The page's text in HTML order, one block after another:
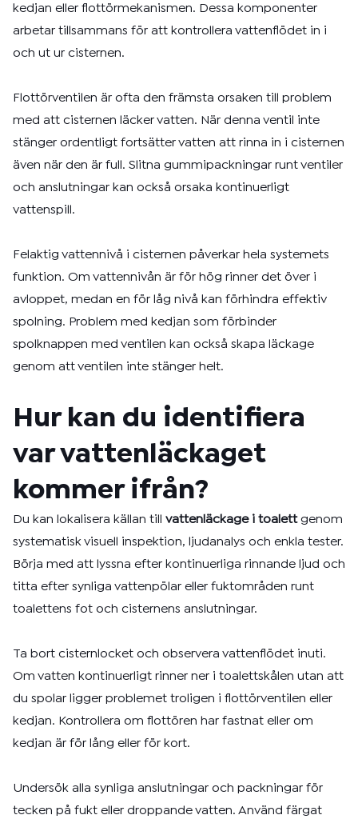
kedjan eller flottörmekanismen. Dessa komponenter
arbetar tillsammans för att kontrollera vattenflödet in i
och ut ur cisternen.
Flottörventilen är ofta den främsta orsaken till problem
med att cisternen läcker vatten. När denna ventil inte
stänger ordentligt fortsätter vatten att rinna in i cisternen
även när den är full. Slitna gummipackningar runt ventiler
och anslutningar kan också orsaka kontinuerligt
vattenspill.
Felaktig vattennivå i cisternen påverkar hela systemets
funktion. Om vattennivån är för hög rinner det över i
avloppet, medan en för låg nivå kan förhindra effektiv
spolning. Problem med kedjan som förbinder
spolknappen med ventilen kan också skapa läckage
genom att ventilen inte stänger helt.
Hur kan du identifiera
var vattenläckaget
kommer ifrån?
Du kan lokalisera källan till vattenläckage i toalettgenom
systematisk visuell inspektion, ljudanalys och enkla tester.
Börja med att lyssna efter kontinuerliga rinnande ljud och
titta efter synliga vattenpölar eller fuktområden runt
toalettens fot och cisternens anslutningar.
Ta bort cisternlocket och observera vattenflödet inuti.
Om vatten kontinuerligt rinner ner i toalettskålen utan att
du spolar ligger problemet troligen i flottörventilen eller
kedjan. Kontrollera om flottören har fastnat eller om
kedjan är för lång eller för kort.
Undersök alla synliga anslutningar och packningar för
tecken på fukt eller droppande vatten. Använd färgat